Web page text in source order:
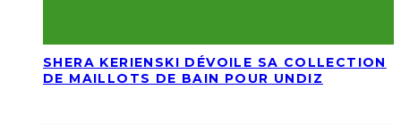
SHERA KERIENSKI DÉVOILE SA COLLECTION
DE MAILLOTS DE BAIN POUR UNDIZ